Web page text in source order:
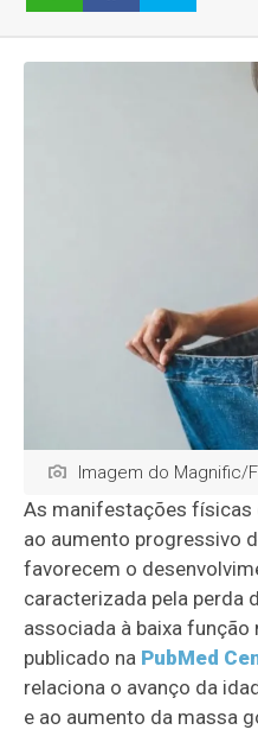
Imagem do Magnific/
As manifestações físicas
ao aumento progressivo
favorecem o
caracterizada pela perda
associada à baixa
publicado na PubMed
relaciona o avanço da
e ao aumento da massa